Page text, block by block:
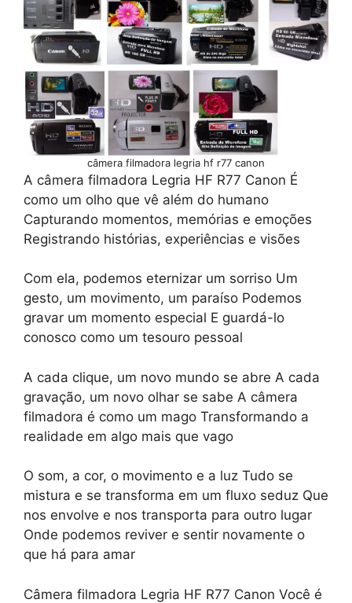
câmera filmadora legria hf r77 canon
A câmera filmadora Legria HF R77 Canon É
como um olho que vê além do humano
Capturando momentos, memórias e emoções
Registrando histórias, experiências e visões
Com ela, podemos eternizar um sorriso Um
gesto, um movimento, um paraíso Podemos
gravar um momento especial E guardá-lo
conosco como um tesouro pessoal
A cada clique, um novo mundo se abre A cada
gravação, um novo olhar se sabe A câmera
filmadora é como um mago Transformando a
realidade em algo mais que vago
O som, a cor, o movimento e a luz Tudo se
mistura e se transforma em um fluxo seduz Que
nos envolve e nos transporta para outro lugar
Onde podemos reviver e sentir novamente o
que há para amar
Câmera filmadora Legria HF R77 Canon Você é